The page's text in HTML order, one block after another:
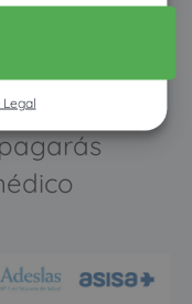
al
y